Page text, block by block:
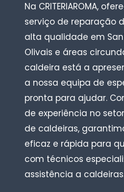
Na CRITERIAROMA,
serviço de reparação
alta qualidade em
Olivais e áreas
caldeira está a
a nossa equipa de
pronta para ajudar.
de experiência no
de caldeiras,
eficaz e rápida para
com técnicos
assistência a